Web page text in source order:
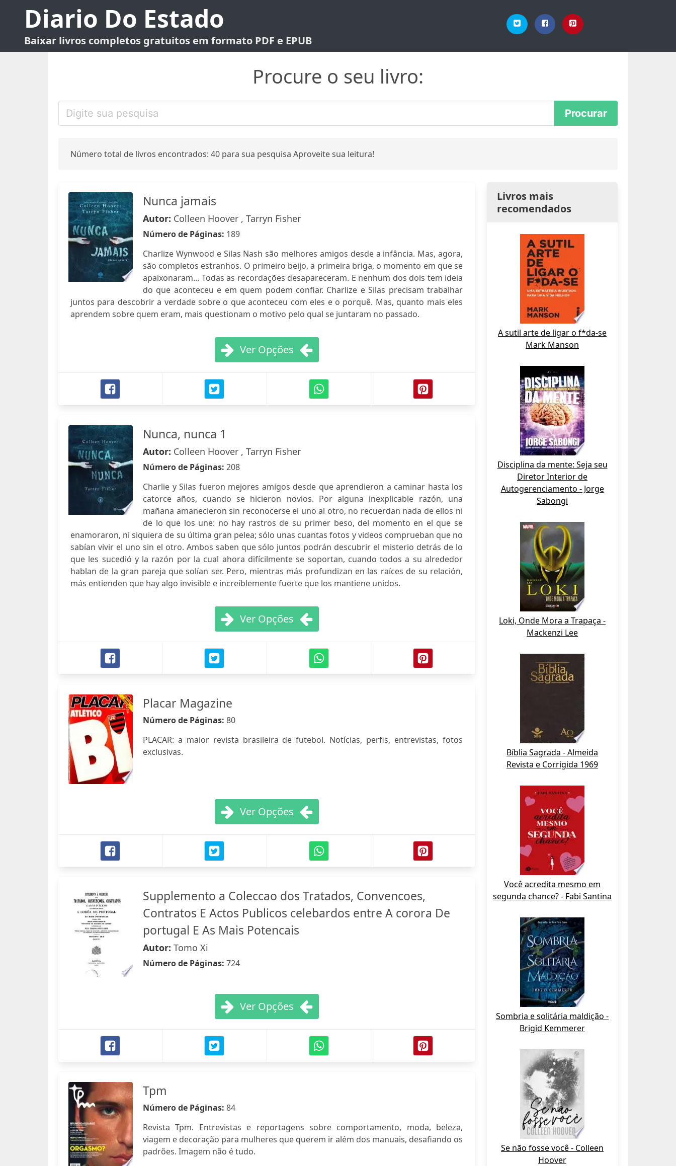
Diario Do Estado
Baixar livros completos gratuitos em formato PDF e EPUB
Procure o seu livro:
Número total de livros encontrados: 40 para sua pesquisa Aproveite sua leitura!
Nunca jamais
Autor: Colleen Hoover , Tarryn Fisher
Número de Páginas: 189
Charlize Wynwood e Silas Nash são melhores amigos desde a infância. Mas, agora,
são completos estranhos. O primeiro beijo, a primeira briga, o momento em que se
apaixonaram... Todas as recordações desapareceram. E nenhum dos dois tem ideia
do que aconteceu e em quem podem confiar. Charlize e Silas precisam trabalhar
juntos para descobrir a verdade sobre o que aconteceu com eles e o porquê. Mas, quanto mais eles
aprendem sobre quem eram, mais questionam o motivo pelo qual se juntaram no passado.
Ver Opções
Nunca, nunca 1
Autor: Colleen Hoover , Tarryn Fisher
Número de Páginas: 208
Charlie y Silas fueron mejores amigos desde que aprendieron a caminar hasta los
catorce años, cuando se hicieron novios. Por alguna inexplicable razón, una
mañana amanecieron sin reconocerse el uno al otro, no recuerdan nada de ellos ni
de lo que los une: no hay rastros de su primer beso, del momento en el que se
enamoraron, ni siquiera de su última gran pelea; sólo unas cuantas fotos y videos comprueban que no
sabían vivir el uno sin el otro. Ambos saben que sólo juntos podrán descubrir el misterio detrás de lo
que les sucedió y la razón por la cual ahora difícilmente se soportan, cuando todos a su alrededor
hablan de la gran pareja que solían ser. Pero, mientras más profundizan en las raíces de su relación,
más entienden que hay algo invisible e increíblemente fuerte que los mantiene unidos.
Ver Opções
Placar Magazine
Número de Páginas: 80
PLACAR: a maior revista brasileira de futebol. Notícias, perfis, entrevistas, fotos
exclusivas.
Ver Opções
Supplemento a Coleccao dos Tratados, Convencoes,
Contratos E Actos Publicos celebardos entre A corora De
portugal E As Mais Potencais
Autor: Tomo Xi
Número de Páginas: 724
Ver Opções
Tpm
Número de Páginas: 84
Revista Tpm. Entrevistas e reportagens sobre comportamento, moda, beleza,
viagem e decoração para mulheres que querem ir além dos manuais, desafiando os
padrões. Imagem não é tudo.
Livros mais
recomendados
A sutil arte de ligar o f*da-se
Mark Manson
Disciplina da mente: Seja seu
Diretor Interior de
Autogerenciamento - Jorge
Sabongi
Loki, Onde Mora a Trapaça -
Mackenzi Lee
Bíblia Sagrada - Almeida
Revista e Corrigida 1969
Você acredita mesmo em
segunda chance? - Fabi Santina
Sombria e solitária maldição -
Brigid Kemmerer
Se não fosse você - Colleen
Hoover